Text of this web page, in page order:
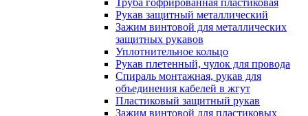
Труба гофрированная пластиковая
Рукав защитный металлический
Зажим винтовой для металлических
защитных рукавов
Уплотнительное кольцо
Рукав плетенный, чулок для провода
Спираль монтажная, рукав для
объединения кабелей в жгут
Пластиковый защитный рукав
Зажим винтовой для пластиковых